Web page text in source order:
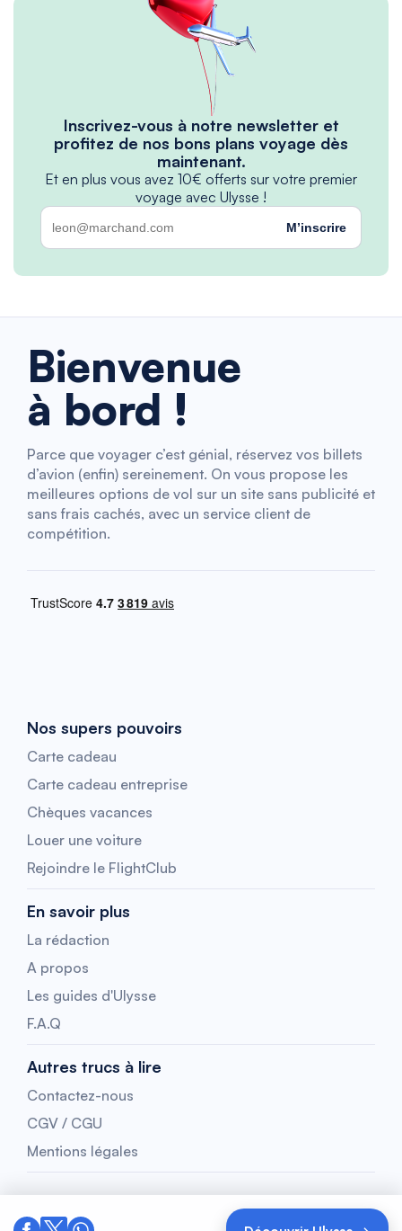
Inscrivez-vous à notre newsletter et
profitez de nos bons plans voyage dès
maintenant.
Et en plus vous avez 10€ offerts sur votre premier
voyage avec Ulysse !
M’inscrire
Bienvenue
à bord !
Parce que voyager c’est génial, réservez vos billets
d’avion (enfin) sereinement. On vous propose les
meilleures options de vol sur un site sans publicité et
sans frais cachés, avec un service client de
compétition.
Nos supers pouvoirs
Carte cadeau
Carte cadeau entreprise
Chèques vacances
Louer une voiture
Rejoindre le FlightClub
En savoir plus
La rédaction
A propos
Les guides d'Ulysse
F.A.Q
Autres trucs à lire
Contactez-nous
CGV / CGU
Mentions légales